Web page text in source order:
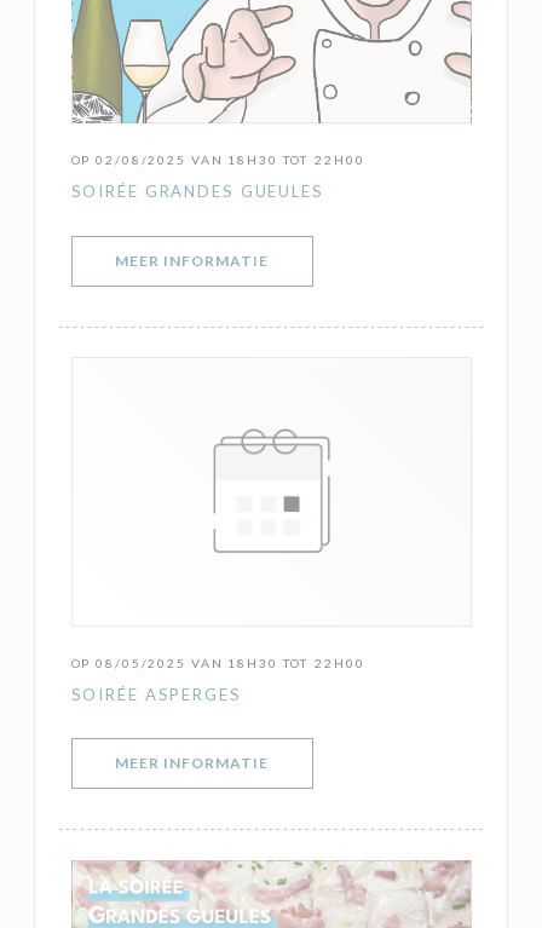
OP 02/08/2025 VAN 18H30 TOT 22H00
SOIRÉE GRANDES GUEULES
MEER INFORMATIE
OP 08/05/2025 VAN 18H30 TOT 22H00
SOIRÉE ASPERGES
MEER INFORMATIE